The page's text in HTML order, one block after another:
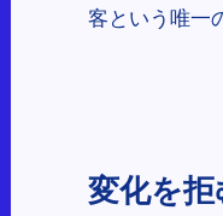
客という唯一
変化を